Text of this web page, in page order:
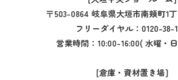
〒503-0864 岐阜県大垣市南頬町1
フリーダイヤル： 0120-38-
営業時間：10:00-16:00( 水曜・
[倉庫・資材置き場]